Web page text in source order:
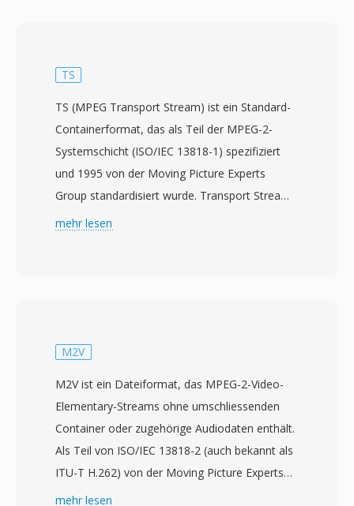
TS
TS (MPEG Transport Stream) ist ein Standard-
Containerformat, das als Teil der MPEG-2-
Systemschicht (ISO/IEC 13818-1) spezifiziert
und 1995 von der Moving Picture Experts
Group standardisiert wurde. Transport Streams
sind für Kommunikations- und
auf, wobei jedes einen 4-Byte-Header mit
Stream-Identifikationsinformationen trägt.
Diese Paketstruktur ermöglicht es Empfängern,
nach Signalunterbrechungen schnell zu
resynchronisieren — eine entscheidende
Fähigkeit für Echtzeit-Rundfunkübertragung, die
mehr lesen
M2V
M2V ist ein Dateiformat, das MPEG-2-Video-
Elementary-Streams ohne umschliessenden
Container oder zugehörige Audiodaten enthält.
Als Teil von ISO/IEC 13818-2 (auch bekannt als
ITU-T H.262) von der Moving Picture Experts
Group 1995 standardisiert, speichert M2V
mehr lesen